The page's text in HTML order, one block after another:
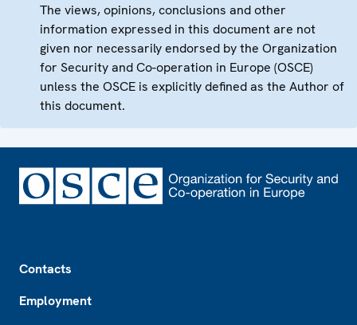
The views, opinions, conclusions and other
information expressed in this document are not
given nor necessarily endorsed by the Organization
for Security and Co-operation in Europe (OSCE)
unless the OSCE is explicitly defined as the Author of
this document.
Contacts
Employment